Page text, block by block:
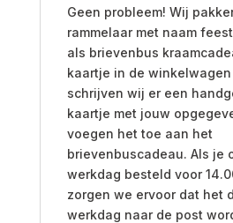
Geen probleem! Wij
rammelaar met naam
als brievenbus
kaartje in de winkelwagen
schrijven wij er een
kaartje met jouw
voegen het toe aan het
brievenbuscadeau. Als je
werkdag besteld voor
zorgen we ervoor dat het
werkdag naar de post